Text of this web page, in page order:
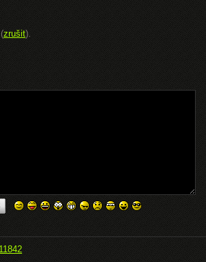
zrušit).
11842